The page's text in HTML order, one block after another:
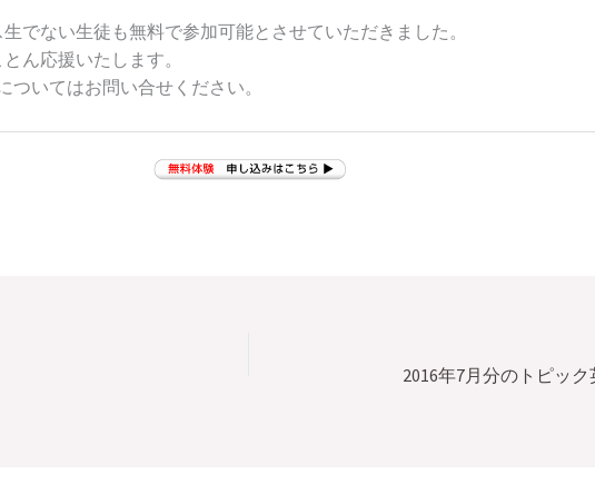
でない生徒も無料で参加可能とさせていただきました。
ん応援いたします。
いてはお問い合せください。